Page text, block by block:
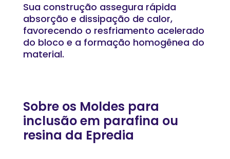
Sua construção assegura rápida
absorção e dissipação de calor,
favorecendo o resfriamento acelerado
do bloco e a formação homogênea do
material.
Sobre os Moldes para
inclusão em parafina ou
resina da Epredia